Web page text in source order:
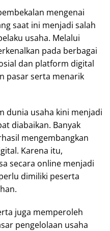
mengenai
saat ini menjadi salah
usaha. Melalui
pada berbagai
dan platform digital
pasar serta menarik
dunia usaha kini menjadi
diabaikan. Banyak
mengembangkan
Karena itu,
secara online menjadi
dimiliki peserta
juga memperoleh
pengelolaan usaha